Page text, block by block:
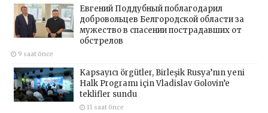
Евгений Поддубный поблагодарил
добровольцев Белгородской области за
мужество в спасении пострадавших от
обстрелов
9 saat önce
Kapsayıcı örgütler, Birleşik Rusya’nın yeni
Halk Programı için Vladislav Golovin’e
teklifler sundu
11 saat önce